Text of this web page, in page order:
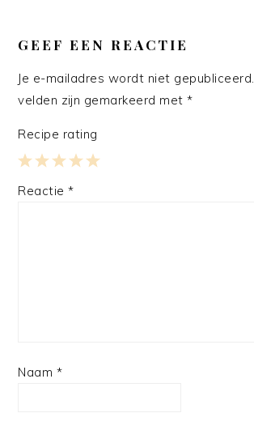
INTERACTIES
GEEF EEN REACTIE
Je e-mailadres wordt niet gepubliceerd.
velden zijn gemarkeerd met*
Recipe rating
4
3
2
1
Reactie*
Naam *